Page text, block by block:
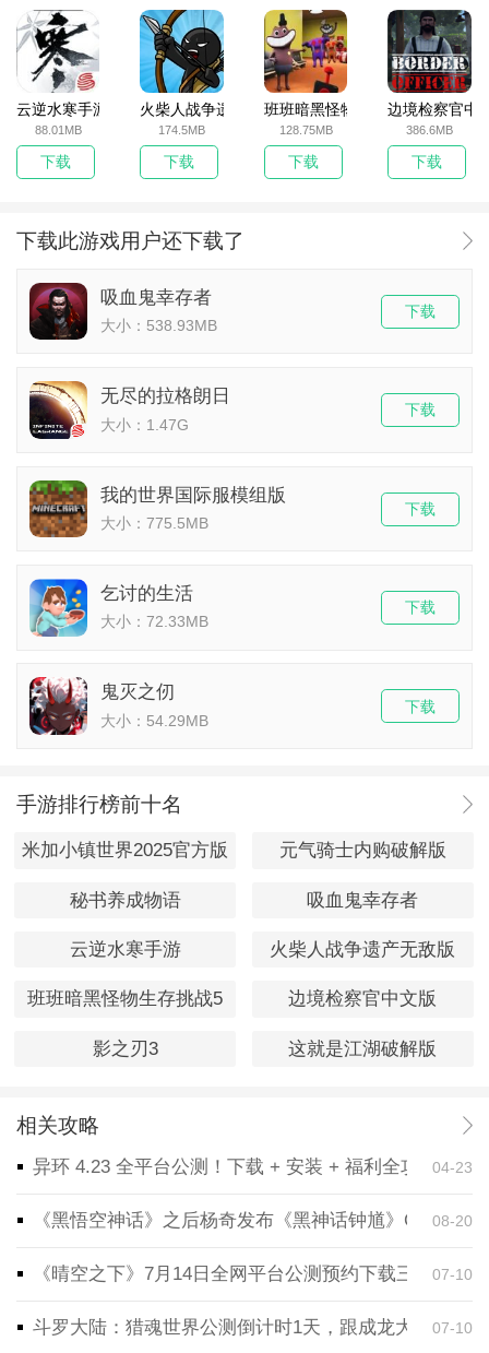
云逆水寒手游
88.01MB
下载
火柴人战争遗产无敌版
174.5MB
下载
班班暗黑怪物生存挑战5
128.75MB
下载
边境检察官中
386.6MB
下载
下载此游戏用户还下载了
吸血鬼幸存者
大小：538.93MB
下载
无尽的拉格朗日
大小：1.47G
下载
我的世界国际服模组版
大小：775.5MB
下载
乞讨的生活
大小：72.33MB
下载
鬼灭之仞
大小：54.29MB
下载
手游排行榜前十名
米加小镇世界2025官方版 元气骑士内购破解版
秘书养成物语 吸血鬼幸存者
云逆水寒手游 火柴人战争遗产无敌版
班班暗黑怪物生存挑战5 边境检察官中文版
影之刃3 这就是江湖破解版
相关攻略
异环 4.23 全平台公测！下载 + 安装 + 福利全攻略，一
04-23
《黑悟空神话》之后杨奇发布《黑神话钟馗》CG！预
08-20
《晴空之下》7月14日全网平台公测预约下载三端同步
07-10
斗罗大陆：猎魂世界公测倒计时1天，跟成龙大哥一起
07-10